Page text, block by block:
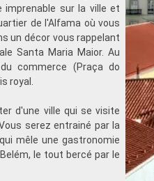
imprenable sur la ville et
de l'Alfama où vous
un décor vous rappelant
Santa Maria Maior. Au
commerce (Praça do
royal.
d'une ville qui se visite
serez entrainé par la
mêle une gastronomie
le tout bercé par le